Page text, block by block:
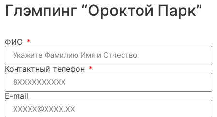
Глэмпинг “Ороктой Парк”
ФИО
Контактный телефон
E-mail